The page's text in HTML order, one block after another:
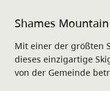
Shames
Mit einer der größten
dieses einzigartige
von der Gemeinde